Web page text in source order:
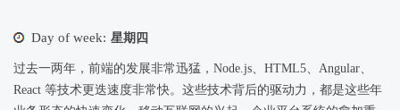
Day of week: 星期四
过去一两年，前端的发展非常迅猛，Node.js、HTML5、Angular、
React 等技术更迭速度非常快。这些技术背后的驱动力，都是这些年